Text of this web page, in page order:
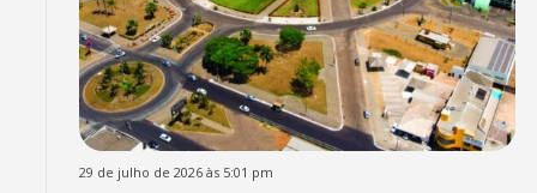
29 de julho de 2026 às 5:01 pm